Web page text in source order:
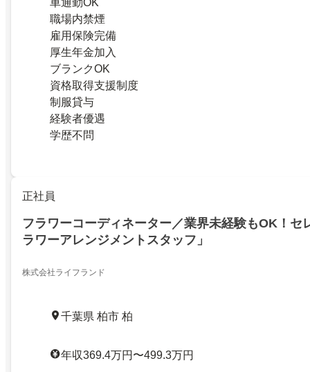
職場内禁煙
雇用保険完備
厚生年金加入
ブランクOK
資格取得支援制度
制服貸与
経験者優遇
学歴不問
正社員
フラワーコーディネーター／業界未経験もOK！セ
ラワーアレンジメントスタッフ」
株式会社ライフランド
千葉県 柏市 柏
年収369.4万円〜499.3万円